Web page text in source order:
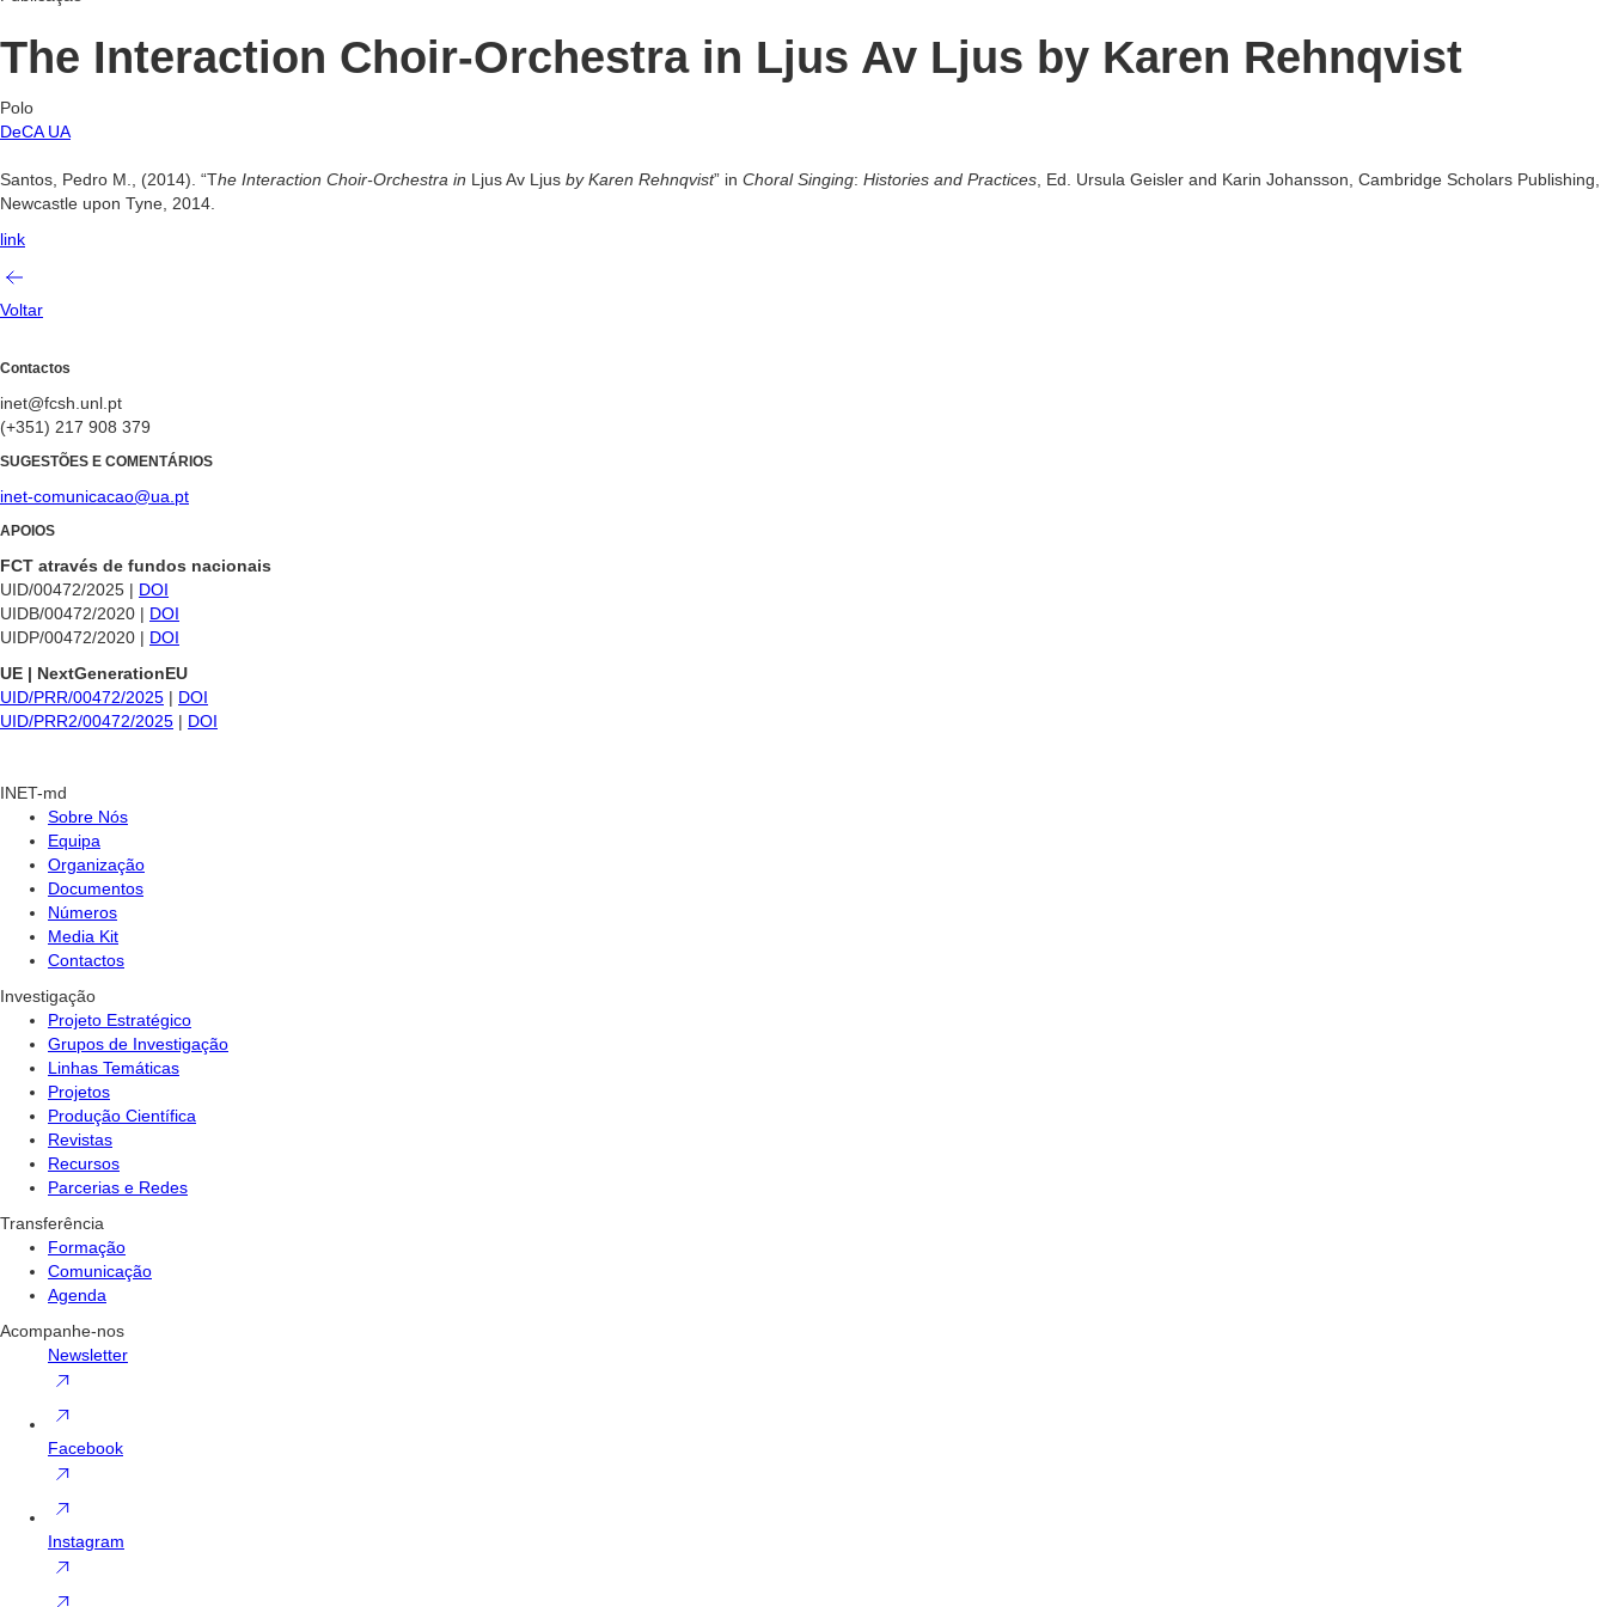
The Interaction Choir-Orchestra in Ljus Av Ljus by Karen Rehnqvist
Polo
DeCA UA
Santos, Pedro M., (2014). “The Interaction Choir-Orchestra in Ljus Av Ljus by Karen Rehnqvist” in Choral Singing: Histories and Practices , Ed. Ursula Geisler and Karin Johansson, Cambridge Scholars Publishing,
Newcastle upon Tyne, 2014.
link
Voltar
Contactos
inet@fcsh.unl.pt
(+351) 217 908 379
SUGESTÕES E COMENTÁRIOS
inet-comunicacao@ua.pt
APOIOS
FCT através de fundos nacionais
UID/00472/2025 | DOI
UIDB/00472/2020 | DOI
UIDP/00472/2020 | DOI
UE | NextGenerationEU
UID/PRR/00472/2025 | DOI
UID/PRR2/00472/2025 | DOI
INET-md
Sobre Nós
Equipa
Organização
Documentos
Números
Media Kit
Contactos
Investigação
Projeto Estratégico
Grupos de Investigação
Linhas Temáticas
Projetos
Produção Científica
Revistas
Recursos
Parcerias e Redes
Transferência
Formação
Comunicação
Agenda
Acompanhe-nos
Newsletter
Facebook
Instagram